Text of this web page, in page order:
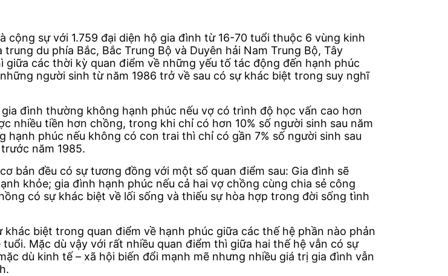
cộng sự với 1.759 đại diện hộ gia đình từ 16-70 tuổi thuộc 6 vùng kinh
du phía Bắc, Bắc Trung Bộ và Duyên hải Nam Trung Bộ, Tây
các thời kỳ quan điểm về những yếu tố tác động đến hạnh phúc
người sinh từ năm 1986 trở về sau có sự khác biệt trong suy nghĩ
đình thường không hạnh phúc nếu vợ có trình độ học vấn cao hơn
nhiều tiền hơn chồng, trong khi chỉ có hơn 10% số người sinh sau năm
hạnh phúc nếu không có con trai thì chỉ có gần 7% số người sinh sau
năm 1985.
bản đều có sự tương đồng với một số quan điểm sau: Gia đình sẽ
khỏe; gia đình hạnh phúc nếu cả hai vợ chồng cùng chia sẻ công
có sự khác biệt về lối sống và thiếu sự hòa hợp trong đời sống tình
biệt trong quan điểm về hạnh phúc giữa các thế hệ phần nào phản
Mặc dù vậy với rất nhiều quan điểm thì giữa hai thế hệ vẫn có sự
dù kinh tế – xã hội biến đổi mạnh mẽ nhưng nhiều giá trị gia đình vẫn